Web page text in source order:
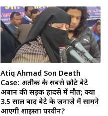
Atiq Ahmad Son Death
Case: अतीक के सबसे छोटे बेटे
अबान की सड़क हादसे में मौत; क्या
3.5 साल बाद बेटे के जनाजे में सामने
आएगी शाइस्ता परवीन?